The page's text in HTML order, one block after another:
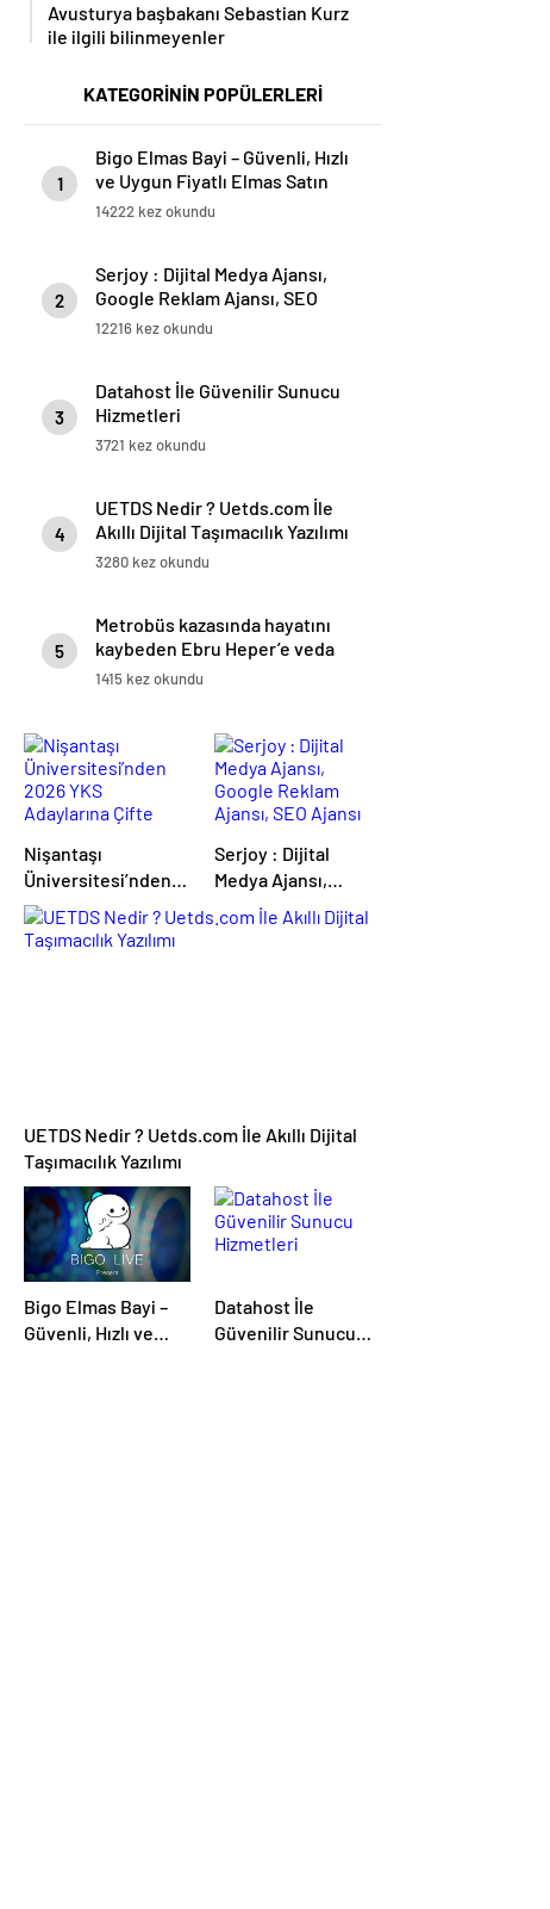
Avusturya başbakanı Sebastian Kurz
ile ilgili bilinmeyenler
KATEGORİNİN POPÜLERLERİ
1
Bigo Elmas Bayi – Güvenli, Hızlı
ve Uygun Fiyatlı Elmas Satın
Almanın Yeni Adresi
14222 kez okundu
2
Serjoy : Dijital Medya Ajansı,
Google Reklam Ajansı, SEO
Ajansı ve Web Tasarım Ajansı
12216 kez okundu
3
Datahost İle Güvenilir Sunucu
Hizmetleri
3721 kez okundu
4
UETDS Nedir ? Uetds.com İle
Akıllı Dijital Taşımacılık Yazılımı
3280 kez okundu
5
Metrobüs kazasında hayatını
kaybeden Ebru Heper’e veda
1415 kez okundu
Nişantaşı
Üniversitesi’nden
2026 YKS
Adaylarına Çifte
Serjoy : Dijital
Medya Ajansı,
Google Reklam
Ajansı, SEO Ajansı
UETDS Nedir ? Uetds.com İle Akıllı Dijital
Taşımacılık Yazılımı
Bigo Elmas Bayi –
Güvenli, Hızlı ve
Datahost İle
Güvenilir Sunucu